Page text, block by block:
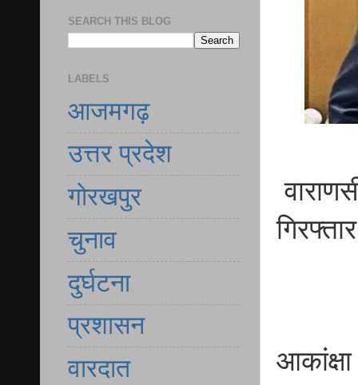
गिरफ्तार
SEARCH THIS BLOG
LABELS
आजमगढ़
उत्तर प्रदेश
गोरखपुर
चुनाव
दुर्घटना
प्रशासन
वारदात